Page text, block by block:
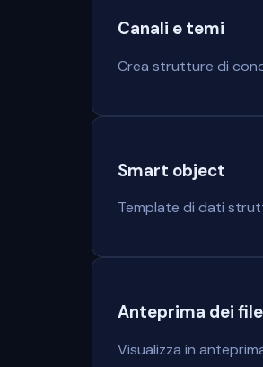
Canali e temi
Crea strutture di
Smart object
Template di dati
Anteprima dei file
Visualizza in